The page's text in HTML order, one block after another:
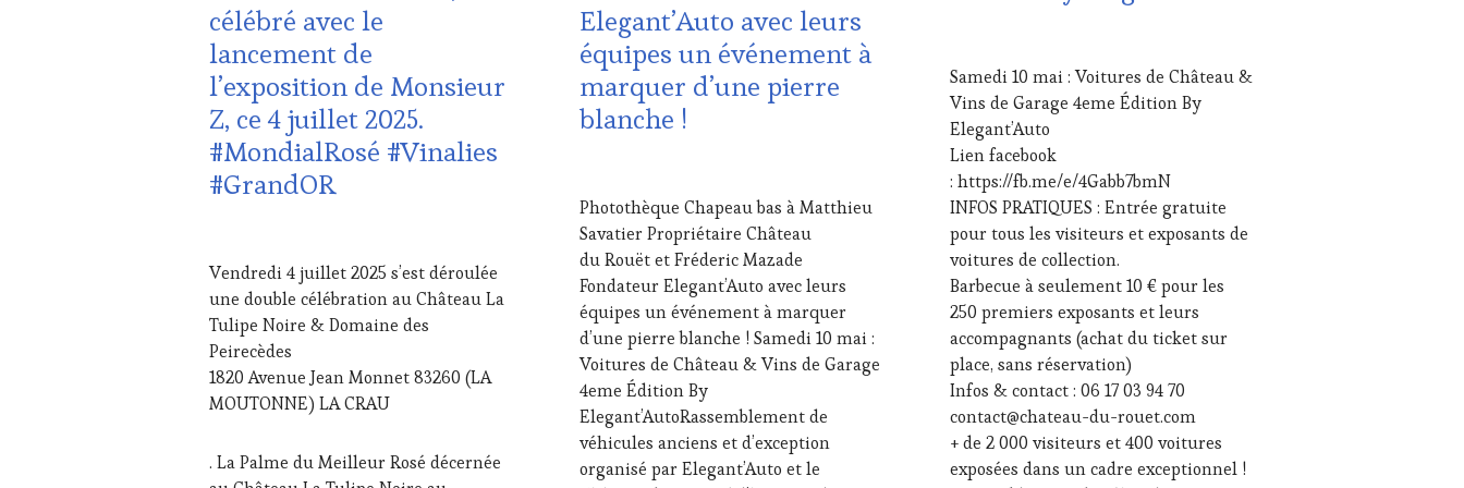
ADHÉRENT,
VIN
TOURISME,
EDITION
LES
CLÉS
DU
VIN
ET
HAUTE
GASTRONOMIE
FRANÇAISE,
INVITATIONS
&
DÉGUSTATIONS,
WINE
MASTERCLASS,
MÉDIAS,
célébré avec le
lancement de
l’exposition de Monsieur
Z, ce 4 juillet 2025.
#MondialRosé #Vinalies
#GrandOR
2025
Vendredi 4 juillet 2025 s’est déroulée
une double célébration au Château La
Tulipe Noire & Domaine des
Peirecèdes
1820 Avenue Jean Monnet 83260 (LA
MOUTONNE) LA CRAU
. La Palme du Meilleur Rosé décernée
VIN
ET
DE
LA
HAUTE
GASTRONOMIE
&
DÉGUSTATIONS,
WINE
TASTING,
LIVE
STREAMING,
MASTERCLASS ,
MÉDIAS,
PRESSE
ÉCRITE,
RADIO,
TV,
OENOTOURISME
Elegant’Auto avec leurs
équipes un événement à
marquer d’une pierre
blanche !
2025
Photothèque Chapeau bas à Matthieu
Savatier Propriétaire Château
du Rouët et Fréderic Mazade
Fondateur Elegant’Auto avec leurs
équipes un événement à marquer
d’une pierre blanche ! Samedi 10 mai :
Voitures de Château & Vins de Garage
4eme Édition By
Elegant’AutoRassemblement de
véhicules anciens et d’exception
organisé par Elegant’Auto et le
DE
HAUTE
GASTRONOMIE
FRANÇAISE,
INVITATIONS
&
DÉGUSTATIONS,
WINE
TASTING,
LIVE
STREAMING,
PRESSE
ÉCRITE,
RADIO,
TV,
WEB
OENOTOURISME
PARTENAIRES
2025
Samedi 10 mai : Voitures de Château &
Vins de Garage 4eme Édition By
Elegant’Auto
Lien facebook
: https://fb.me/e/4Gabb7bmN
INFOS PRATIQUES : Entrée gratuite
pour tous les visiteurs et exposants de
voitures de collection.
Barbecue à seulement 10 € pour les
250 premiers exposants et leurs
accompagnants (achat du ticket sur
place, sans réservation)
Infos & contact : 06 17 03 94 70
contact@chateau-du-rouet.com
+ de 2 000 visiteurs et 400 voitures
exposées dans un cadre exceptionnel !